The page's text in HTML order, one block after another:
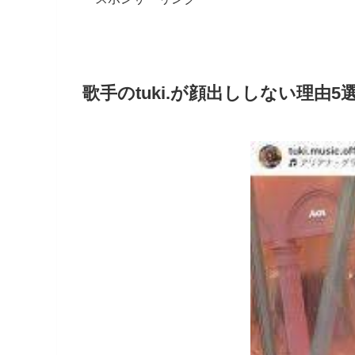
歌手のtuki.が顔出ししない理由5